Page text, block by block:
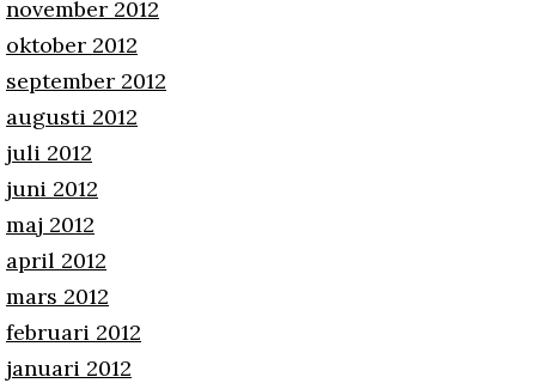
november 2012
oktober 2012
september 2012
augusti 2012
juli 2012
juni 2012
maj 2012
april 2012
mars 2012
februari 2012
januari 2012